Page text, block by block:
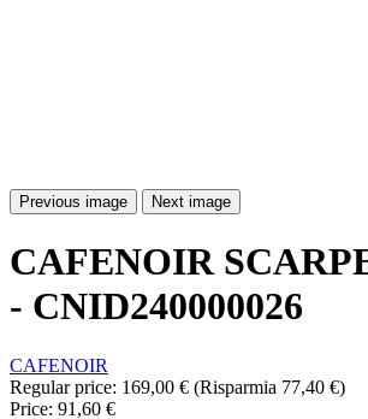
Previous image Next image
CAFENOIR
- CNID240000026
CAFENOIR
Regular price: 169,00 € (Risparmia 77,40 €)
Price: 91,60 €